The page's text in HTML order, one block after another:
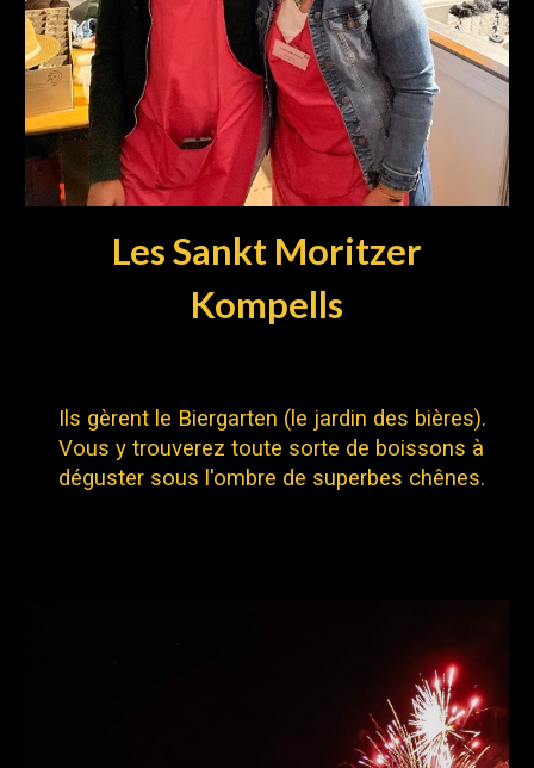
Les Sankt Moritzer
Kompells
Ils gèrent le Biergarten (le jardin des bières).
Vous y trouverez toute sorte de boissons à
déguster sous l'ombre de superbes chênes.